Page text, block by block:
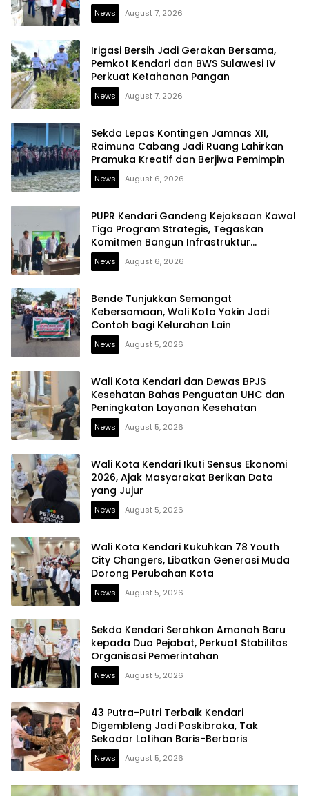
News August 7, 2026
Irigasi Bersih Jadi Gerakan Bersama,
Pemkot Kendari dan BWS Sulawesi IV
Perkuat Ketahanan Pangan
News August 7, 2026
Sekda Lepas Kontingen Jamnas XII,
Raimuna Cabang Jadi Ruang Lahirkan
Pramuka Kreatif dan Berjiwa Pemimpin
News August 6, 2026
PUPR Kendari Gandeng Kejaksaan Kawal
Tiga Program Strategis, Tegaskan
Komitmen Bangun Infrastruktur
Berintegritas
News August 6, 2026
Bende Tunjukkan Semangat
Kebersamaan, Wali Kota Yakin Jadi
Contoh bagi Kelurahan Lain
News August 5, 2026
Wali Kota Kendari dan Dewas BPJS
Kesehatan Bahas Penguatan UHC dan
Peningkatan Layanan Kesehatan
News August 5, 2026
Wali Kota Kendari Ikuti Sensus Ekonomi
2026, Ajak Masyarakat Berikan Data
yang Jujur
News August 5, 2026
Wali Kota Kendari Kukuhkan 78 Youth
City Changers, Libatkan Generasi Muda
Dorong Perubahan Kota
News August 5, 2026
Sekda Kendari Serahkan Amanah Baru
kepada Dua Pejabat, Perkuat Stabilitas
Organisasi Pemerintahan
News August 5, 2026
43 Putra-Putri Terbaik Kendari
Digembleng Jadi Paskibraka, Tak
Sekadar Latihan Baris-Berbaris
News August 5, 2026